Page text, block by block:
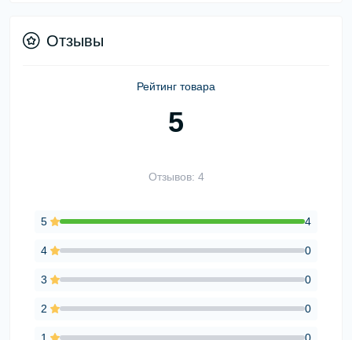
Отзывы
Рейтинг товара
5
Отзывов: 4
5 4
4 0
3 0
2 0